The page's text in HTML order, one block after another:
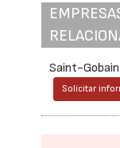
Saint-Gobain
Solicitar